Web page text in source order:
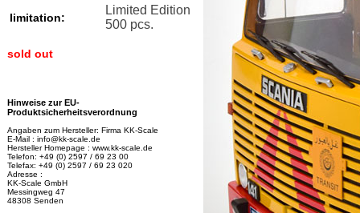
limitation:
Limited Edition
500 pcs.
sold out
Hinweise zur EU-
Produktsicherheitsverordnung
Angaben zum Hersteller: Firma KK-Scale
E-Mail : info@kk-scale.de
Hersteller Homepage : www.kk-scale.de
Telefon: +49 (0) 2597 / 69 23 00
Telefax: +49 (0) 2597 / 69 23 020
Adresse :
KK-Scale GmbH
Messingweg 47
48308 Senden